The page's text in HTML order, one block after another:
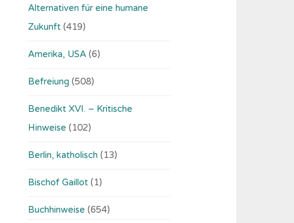
Alternativen für eine humane
Zukunft (419)
Amerika, USA (6)
Befreiung (508)
Benedikt XVI. – Kritische
Hinweise (102)
Berlin, katholisch (13)
Bischof Gaillot (1)
Buchhinweise (654)